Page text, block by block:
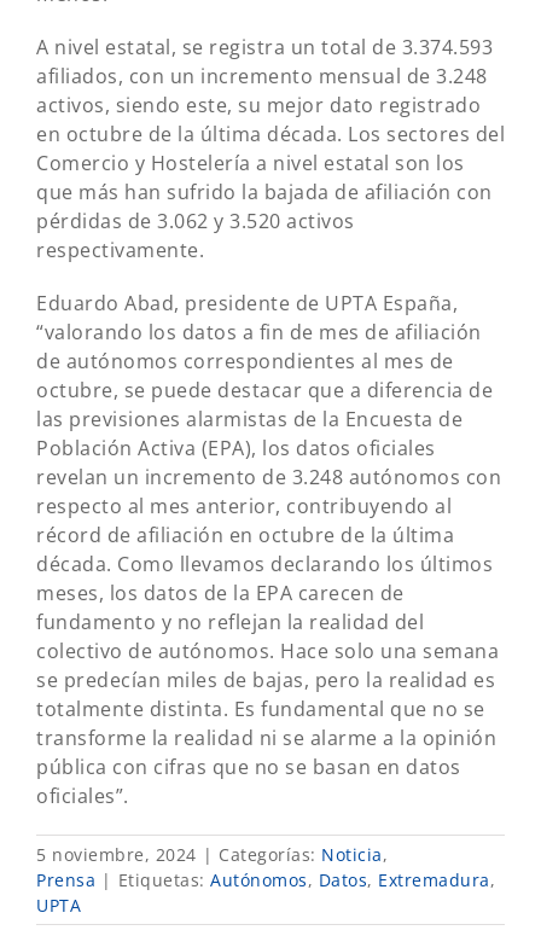
A nivel estatal, se registra un total de 3.374.593
afiliados, con un incremento mensual de 3.248
activos, siendo este, su mejor dato registrado
en octubre de la última década. Los sectores del
Comercio y Hostelería a nivel estatal son los
que más han sufrido la bajada de afiliación con
pérdidas de 3.062 y 3.520 activos
respectivamente.
Eduardo Abad, presidente de UPTA España,
“valorando los datos a fin de mes de afiliación
de autónomos correspondientes al mes de
octubre, se puede destacar que a diferencia de
las previsiones alarmistas de la Encuesta de
Población Activa (EPA), los datos oficiales
revelan un incremento de 3.248 autónomos con
respecto al mes anterior, contribuyendo al
récord de afiliación en octubre de la última
década. Como llevamos declarando los últimos
meses, los datos de la EPA carecen de
fundamento y no reflejan la realidad del
colectivo de autónomos. Hace solo una semana
se predecían miles de bajas, pero la realidad es
totalmente distinta. Es fundamental que no se
transforme la realidad ni se alarme a la opinión
pública con cifras que no se basan en datos
oficiales”.
5 noviembre, 2024 | Categorías: Noticia,
Prensa | Etiquetas: Autónomos, Datos, Extremadura,
UPTA